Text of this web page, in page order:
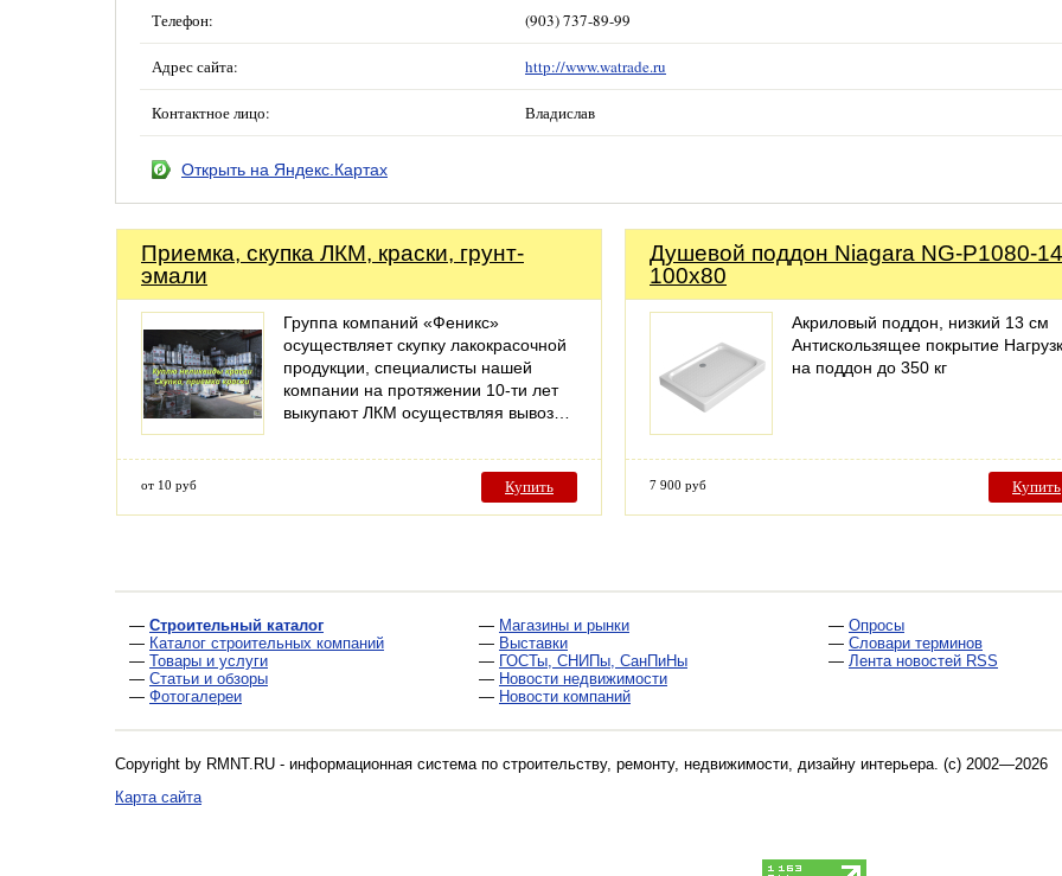
Телефон: (903) 737-89-99
Адрес сайта: http://www.watrade.ru
Контактное лицо: Владислав
Открыть на Яндекс.Картах
Приемка, скупка ЛКМ, краски, грунт-
эмали
Группа компаний «Феникс»
осуществляет скупку лакокрасочной
продукции, специалисты нашей
компании на протяжении 10-ти лет
выкупают ЛКМ осуществляя вывоз…
от 10 руб Купить
Душевой поддон Niagara NG-P1080-
100x80
Акриловый поддон, низкий 13 см
Антискользящее покрытие
на поддон до 350 кг
7 900 руб Купить
— Строительный каталог
— Каталог строительных компаний
— Товары и услуги
— Статьи и обзоры
— Фотогалереи
— Магазины и рынки
— Выставки
— ГОСТы, СНИПы, СанПиНы
— Новости недвижимости
— Новости компаний
— Опросы
— Словари терминов
— Лента новостей RSS
Copyright by RMNT.RU - информационная система по строительству, ремонту, недвижимости, дизайну интерьера. (c) 2002—2026
Карта сайта